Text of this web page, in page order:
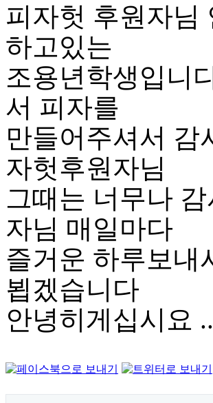
피자헛 후원자님
하고있는
조용년학생입니
서 피자를
만들어주셔서
자헛후원자님
그때는 너무나
자님 매일마다
즐거운 하루보내
뵙겠습니다
안녕히게십시요